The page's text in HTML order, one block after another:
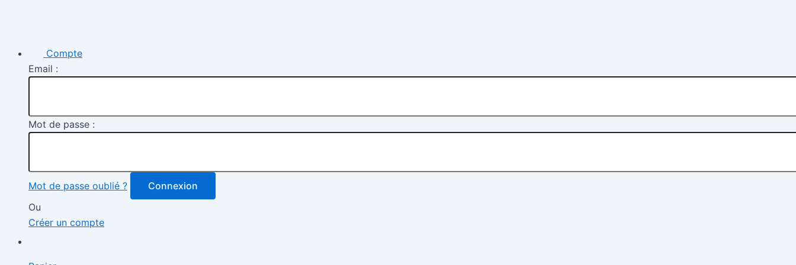
Compte
Email :
Mot de passe :
Mot de passe oublié ?
Connexion
Ou
Créer un compte